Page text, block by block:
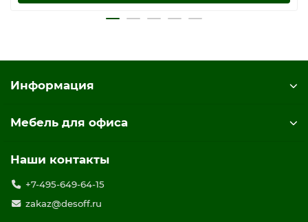
Информация
Мебель для офиса
Наши контакты
+7-495-649-64-15
zakaz@desoff.ru